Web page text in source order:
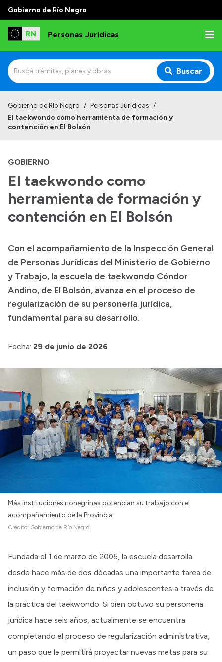
Gobierno de Río Negro
Personas Jurídicas
Buscar
Institucional
Autoridades
Delegaciones
Normativa
Gestión
Transparencia
Presupuesto
Boletín Oficial
Compras y licitaciones
Consulta de expedientes
Convocatorias
Intranet
Gobierno de Río Negro / Personas Jurídicas /
El taekwondo como herramienta de formación y
contención en El Bolsón
GOBIERNO
El taekwondo como
herramienta de formación y
contención en El Bolsón
Con el acompañamiento de la Inspección General
de Personas Jurídicas del Ministerio de Gobierno
y Trabajo, la escuela de taekwondo Cóndor
Andino, de El Bolsón, avanza en el proceso de
regularización de su personería jurídica,
fundamental para su desarrollo.
Fecha: 29 de junio de 2026
Más instituciones rionegrinas potencian su trabajo con el
acompañamiento de la Provincia.
Crédito: Gobierno de Río Negro
Fundada el 1 de marzo de 2005, la escuela desarrolla
desde hace más de dos décadas una importante tarea de
inclusión y formación de niños y adolescentes a través de
la práctica del taekwondo. Si bien obtuvo su personería
jurídica hace seis años, actualmente se encuentra
completando el proceso de regularización administrativa,
un paso que le permitirá proyectar nuevas metas para su